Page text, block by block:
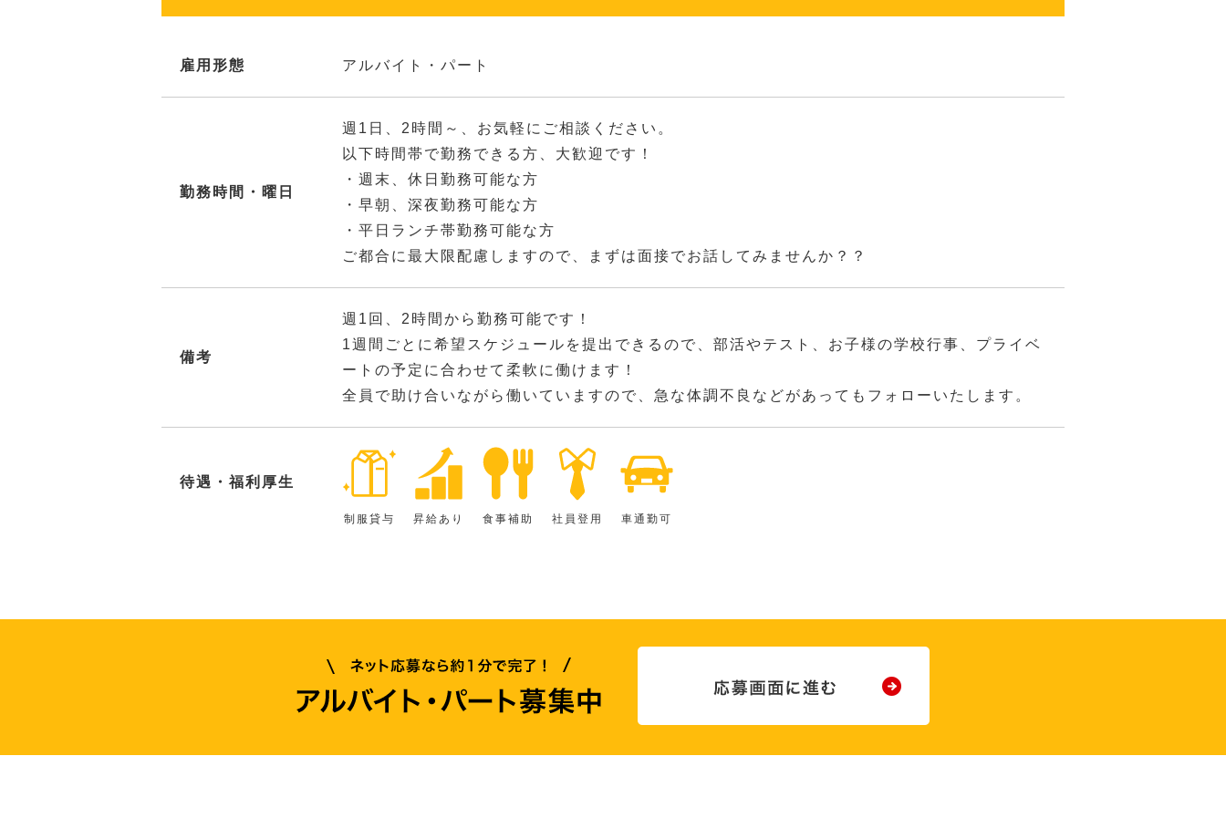
雇用形態 アルバイト・パート
勤務時間・曜日
週1日、2時間～、お気軽にご相談ください。
以下時間帯で勤務できる方、大歓迎です！
・週末、休日勤務可能な方
・早朝、深夜勤務可能な方
・平日ランチ帯勤務可能な方
ご都合に最大限配慮しますので、まずは面接でお話してみませんか？？
備考
週1回、2時間から勤務可能です！
1週間ごとに希望スケジュールを提出できるので、部活やテスト、お子様の学校行事、プライベ
ートの予定に合わせて柔軟に働けます！
全員で助け合いながら働いていますので、急な体調不良などがあってもフォローいたします。
待遇・福利厚生
制服貸与 昇給あり 食事補助 社員登用 車通勤可